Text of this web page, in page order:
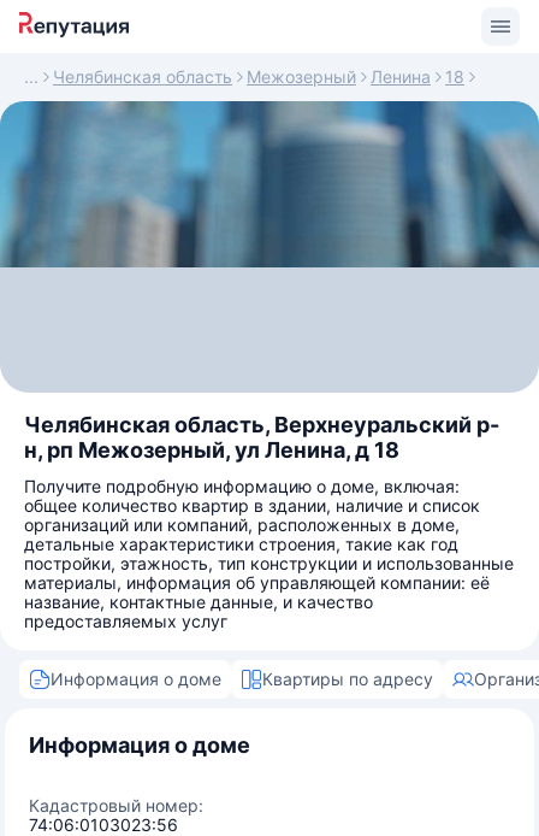
Челябинская область Межозерный Ленина 18
Челябинская область, Верхнеуральский р-
н, рп Межозерный, ул Ленина, д 18
Получите подробную информацию о доме, включая:
общее количество квартир в здании, наличие и список
организаций или компаний, расположенных в доме,
детальные характеристики строения, такие как год
постройки, этажность, тип конструкции и использованные
материалы, информация об управляющей компании: её
название, контактные данные, и качество
предоставляемых услуг
Информация о доме Квартиры по адресу
Информация о доме
Кадастровый номер:
74:06:0103023:56